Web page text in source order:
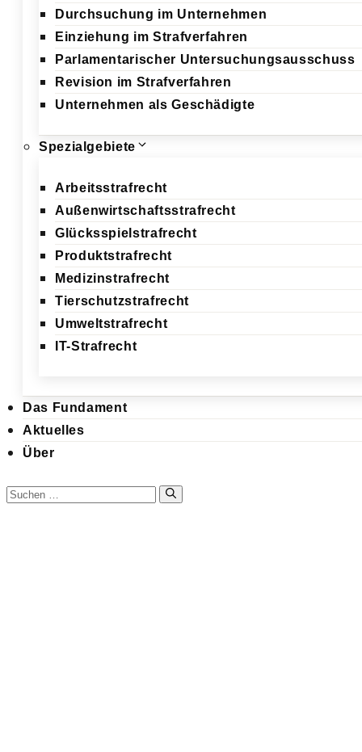
Durchsuchung im Unternehmen
Einziehung im Strafverfahren
Parlamentarischer Untersuchungsausschuss
Revision im Strafverfahren
Unternehmen als Geschädigte
Spezialgebiete
Arbeitsstrafrecht
Außenwirtschaftsstrafrecht
Glücksspielstrafrecht
Produktstrafrecht
Medizinstrafrecht
Tierschutzstrafrecht
Umweltstrafrecht
IT-Strafrecht
Das Fundament
Aktuelles
Über
Suchen